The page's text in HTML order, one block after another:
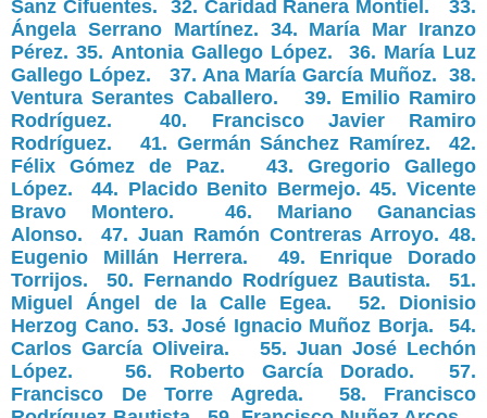
Sanz Cifuentes.
32. Caridad Ranera Montiel.
33.
Ángela Serrano Martínez. 34. María Mar Iranzo
Pérez. 35. Antonia Gallego López.
36. María Luz
Gallego López.
37. Ana María García Muñoz.
38.
Ventura Serantes Caballero.
39. Emilio Ramiro
Rodríguez.
40. Francisco Javier Ramiro
Rodríguez.
41. Germán Sánchez Ramírez.
42.
Félix Gómez de Paz.
43. Gregorio Gallego
López.
44. Placido Benito Bermejo. 45. Vicente
Bravo Montero.
46. Mariano Ganancias
Alonso.
47. Juan Ramón Contreras Arroyo. 48.
Eugenio Millán Herrera.
49. Enrique Dorado
Torrijos.
50. Fernando Rodríguez Bautista.
51.
Miguel Ángel de la Calle Egea.
52. Dionisio
Herzog Cano. 53. José Ignacio Muñoz Borja.
54.
Carlos García Oliveira.
55. Juan José Lechón
López.
56. Roberto García Dorado.
57.
Francisco De Torre Agreda.
58. Francisco